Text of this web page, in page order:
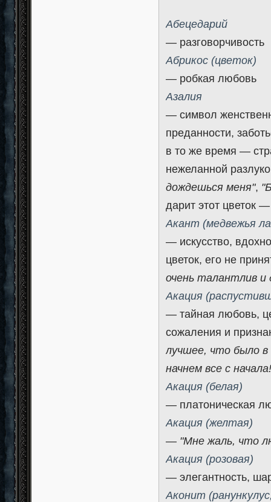
Абецедарий
— разговорчивость
Абрикос (цветок)
— робкая любовь
Азалия
— символ
преданности,
в то же время —
нежеланной
дождешься меня",
дарит этот цветок
Акант (медвежья
— искусство,
цветок, его не
очень талантлив и
Акация
— тайная любовь,
сожаления и
лучшее, что было в
начнем все с
Акация (белая)
— платоническая
Акация (желтая)
— "Мне жаль, что
Акация (розовая)
— элегантность,
Аконит